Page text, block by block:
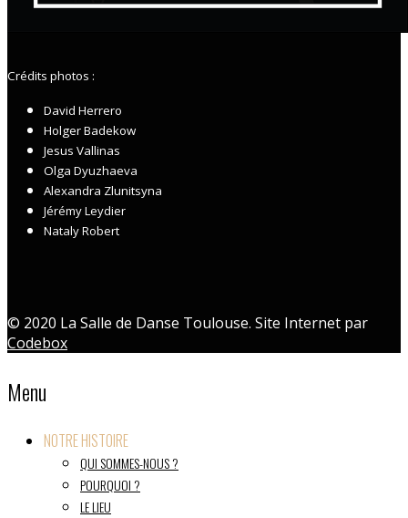
Crédits photos :
David Herrero
Holger Badekow
Jesus Vallinas
Olga Dyuzhaeva
Alexandra Zlunitsyna
Jérémy Leydier
Nataly Robert
© 2020 La Salle de Danse Toulouse. Site Internet par
Codebox
Menu
NOTRE HISTOIRE
QUI SOMMES-NOUS ?
POURQUOI ?
LE LIEU